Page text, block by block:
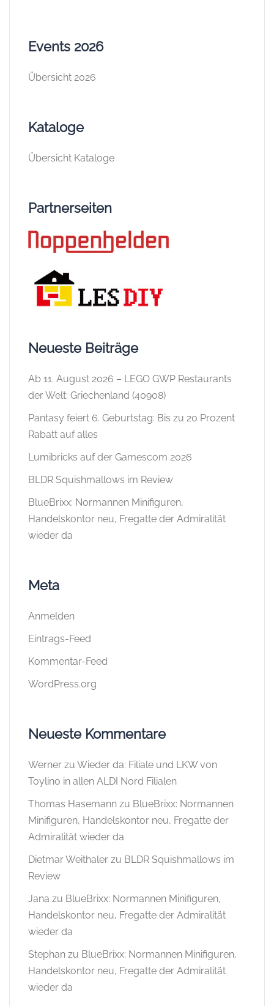
Events 2026
Übersicht 2026
Kataloge
Übersicht Kataloge
Partnerseiten
Neueste Beiträge
Ab 11. August 2026 – LEGO GWP Restaurants
der Welt: Griechenland (40908)
Pantasy feiert 6. Geburtstag: Bis zu 20 Prozent
Rabatt auf alles
Lumibricks auf der Gamescom 2026
BLDR Squishmallows im Review
BlueBrixx: Normannen Minifiguren,
Handelskontor neu, Fregatte der Admiralität
wieder da
Meta
Anmelden
Eintrags-Feed
Kommentar-Feed
WordPress.org
Neueste Kommentare
Werner zu Wieder da: Filiale und LKW von
Toylino in allen ALDI Nord Filialen
Thomas Hasemann zu BlueBrixx: Normannen
Minifiguren, Handelskontor neu, Fregatte der
Admiralität wieder da
Dietmar Weithaler zu BLDR Squishmallows im
Review
Jana zu BlueBrixx: Normannen Minifiguren,
Handelskontor neu, Fregatte der Admiralität
wieder da
Stephan zu BlueBrixx: Normannen Minifiguren,
Handelskontor neu, Fregatte der Admiralität
wieder da